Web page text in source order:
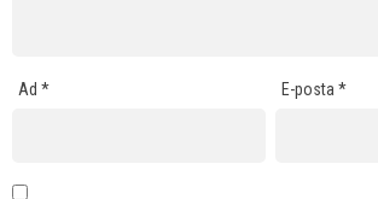
Ad * E-posta*